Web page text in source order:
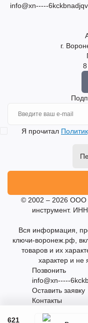
621
info@xn-----
г.
Я прочитал
© 2002 – 2026
инструмент.
Вся информация,
ключи-воронеж.рф,
товаров и их
характер и не
Позвонить
info@xn-----
Оставить заявку
Контакты